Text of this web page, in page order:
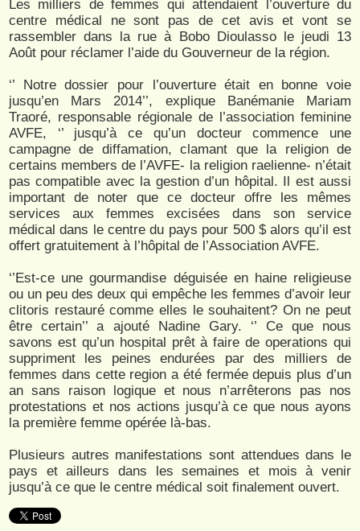
Les milliers de femmes qui attendaient l’ouverture du
centre médical ne sont pas de cet avis et vont se
rassembler dans la rue à Bobo Dioulasso le jeudi 13
Août pour réclamer l’aide du Gouverneur de la région.
‘’ Notre dossier pour l’ouverture était en bonne voie
jusqu’en Mars 2014’’, explique Banémanie Mariam
Traoré, responsable régionale de l’association feminine
AVFE, ‘’ jusqu’à ce qu’un docteur commence une
campagne de diffamation, clamant que la religion de
certains members de l’AVFE- la religion raelienne- n’était
pas compatible avec la gestion d’un hôpital. Il est aussi
important de noter que ce docteur offre les mêmes
services aux femmes excisées dans son service
médical dans le centre du pays pour 500 $ alors qu’il est
offert gratuitement à l’hôpital de l’Association AVFE.
‘’Est-ce une gourmandise déguisée en haine religieuse
ou un peu des deux qui empêche les femmes d’avoir leur
clitoris restauré comme elles le souhaitent? On ne peut
être certain’’ a ajouté Nadine Gary. ‘’ Ce que nous
savons est qu’un hospital prêt à faire de operations qui
suppriment les peines endurées par des milliers de
femmes dans cette region a été fermée depuis plus d’un
an sans raison logique et nous n’arrêterons pas nos
protestations et nos actions jusqu’à ce que nous ayons
la première femme opérée là-bas.
Plusieurs autres manifestations sont attendues dans le
pays et ailleurs dans les semaines et mois à venir
jusqu’à ce que le centre médical soit finalement ouvert.